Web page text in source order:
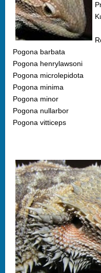
Pogona barbata
Pogona henrylawsoni
Pogona microlepidota
Pogona minima
Pogona minor
Pogona nullarbor
Pogona vitticeps